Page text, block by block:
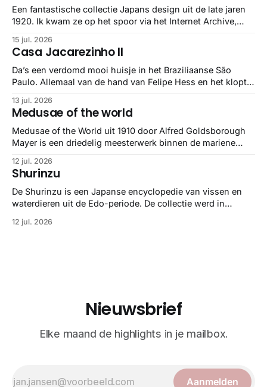
Een fantastische collectie Japans design uit de late jaren
1920. Ik kwam ze op het spoor via het Internet Archive,
gebundeld in een: boek ✨ Daarin hebben ze alle scans een
stuk netter getrokken, maar op deze manier vind ik ze er
minstens
15 jul. 2026
Casa Jacarezinho II
Da’s een verdomd mooi huisje in het Braziliaanse São
Paulo. Allemaal van de hand van Felipe Hess en het klopt
13 jul. 2026
Medusae of the world
Medusae of the World uit 1910 door Alfred Goldsborough
Mayer is een driedelig meesterwerk binnen de mariene
gedetailleerd overzicht van kwallensoorten en hun
taxonomie. Het boek staat bekend om de combinatie van
strikte wetenschap met prachtige, handgetekende
illustraties en kleurendrukplaten van Mayer zelf.
12 jul. 2026
Shurinzu
De Shurinzu is een Japanse encyclopedie van vissen en
waterdieren uit de Edo-periode. De collectie werd in
bekend om verfijnde technieken en bijna driedimensionale
12 jul. 2026
Nieuwsbrief
Elke maand de highlights in je mailbox.
Aanmelden